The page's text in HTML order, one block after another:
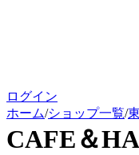
ログイン
ホーム/ショップ一覧/
CAFE＆